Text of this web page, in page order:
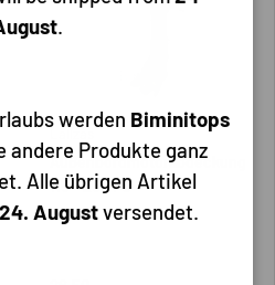
Außenbordmotorabdeckung
115 - 250 PS
.
werden Biminitops
andere Produkte ganz
Alle übrigen Artikel
24. Augustversendet.